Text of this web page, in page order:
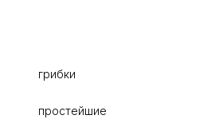
грибки
простейшие